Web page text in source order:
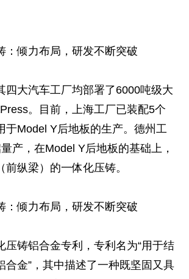
：倾力布局，研发不断突破
四大汽车工厂均部署了6000吨级大
。目前，上海工厂已装配5个
于Model Y后地板的生产。德州工
产，在Model Y后地板的基础上，
前纵梁）的一体化压铸。
：倾力布局，研发不断突破
压铸铝合金专利，专利名为“用于结
合金”，其中描述了一种既坚固又具